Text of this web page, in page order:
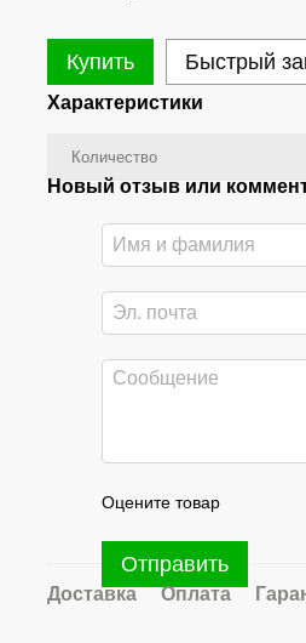
Купить Быстрый
Характеристики
Количество
Новый отзыв или
Оцените товар
Отправить
Доставка Оплата